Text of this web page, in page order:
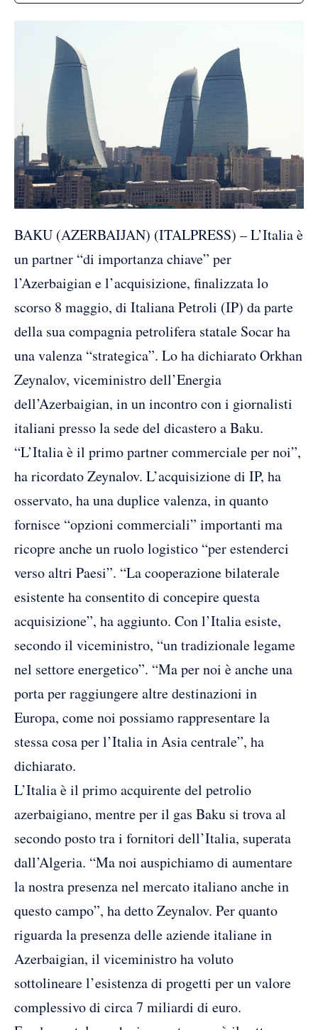
BAKU (AZERBAIJAN) (ITALPRESS) – L’Italia è
un partner “di importanza chiave” per
l’Azerbaigian e l’acquisizione, finalizzata lo
scorso 8 maggio, di Italiana Petroli (IP) da parte
della sua compagnia petrolifera statale Socar ha
una valenza “strategica”. Lo ha dichiarato Orkhan
Zeynalov, viceministro dell’Energia
dell’Azerbaigian, in un incontro con i giornalisti
italiani presso la sede del dicastero a Baku.
“L’Italia è il primo partner commerciale per noi”,
ha ricordato Zeynalov. L’acquisizione di IP, ha
osservato, ha una duplice valenza, in quanto
fornisce “opzioni commerciali” importanti ma
ricopre anche un ruolo logistico “per estenderci
verso altri Paesi”. “La cooperazione bilaterale
esistente ha consentito di concepire questa
acquisizione”, ha aggiunto. Con l’Italia esiste,
secondo il viceministro, “un tradizionale legame
nel settore energetico”. “Ma per noi è anche una
porta per raggiungere altre destinazioni in
Europa, come noi possiamo rappresentare la
stessa cosa per l’Italia in Asia centrale”, ha
dichiarato.
L’Italia è il primo acquirente del petrolio
azerbaigiano, mentre per il gas Baku si trova al
secondo posto tra i fornitori dell’Italia, superata
dall’Algeria. “Ma noi auspichiamo di aumentare
la nostra presenza nel mercato italiano anche in
questo campo”, ha detto Zeynalov. Per quanto
riguarda la presenza delle aziende italiane in
Azerbaigian, il viceministro ha voluto
sottolineare l’esistenza di progetti per un valore
complessivo di circa 7 miliardi di euro.